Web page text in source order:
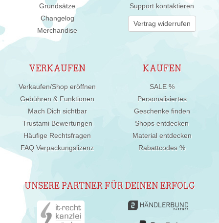
Grundsätze
Changelog
Merchandise
Support kontaktieren
Vertrag widerrufen
VERKAUFEN
Verkaufen/Shop eröffnen
Gebühren & Funktionen
Mach Dich sichtbar
Trustami Bewertungen
Häufige Rechtsfragen
FAQ Verpackungslizenz
KAUFEN
SALE %
Personalisiertes
Geschenke finden
Shops entdecken
Material entdecken
Rabattcodes %
UNSERE PARTNER FÜR DEINEN ERFOLG